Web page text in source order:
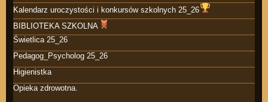
Kalendarz uroczystości i konkursów szkolnych 25_26
BIBLIOTEKA SZKOLNA
Świetlica 25_26
Pedagog_Psycholog 25_26
Higienistka
Opieka zdrowotna.